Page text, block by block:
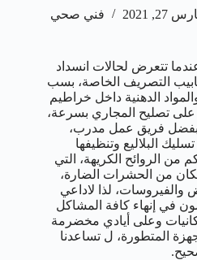
27, 2021 فني صحي
تتعرض لحالات انسداد
التصريف الخاصة، بسب
الدهنية داخل خراطيم
تصليح المجاري بسرعة،
بفضل فريق عمل مدرب،
البلاليع وتنظيفها
من الروائح الكريهة، التي
من الحشرات الضارة،
والفيروسات، لذا لاداعي
في إنهاء كافة المشاكل
وعلى أيادي مخضرمة
المتطورة، ل تساعدنا